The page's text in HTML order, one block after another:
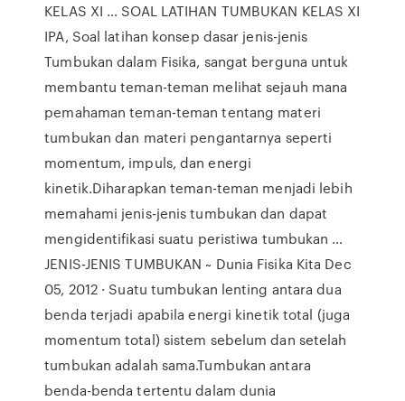
KELAS XI … SOAL LATIHAN TUMBUKAN KELAS XI
IPA, Soal latihan konsep dasar jenis-jenis
Tumbukan dalam Fisika, sangat berguna untuk
membantu teman-teman melihat sejauh mana
pemahaman teman-teman tentang materi
tumbukan dan materi pengantarnya seperti
momentum, impuls, dan energi
kinetik.Diharapkan teman-teman menjadi lebih
memahami jenis-jenis tumbukan dan dapat
mengidentifikasi suatu peristiwa tumbukan …
JENIS-JENIS TUMBUKAN ~ Dunia Fisika Kita Dec
05, 2012 · Suatu tumbukan lenting antara dua
benda terjadi apabila energi kinetik total (juga
momentum total) sistem sebelum dan setelah
tumbukan adalah sama.Tumbukan antara
benda-benda tertentu dalam dunia